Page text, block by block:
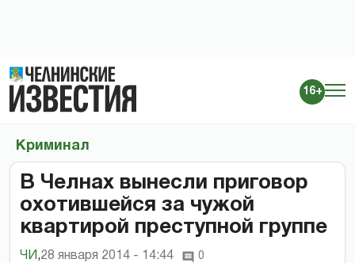
16+
Криминал
В Челнах вынесли приговор
охотившейся за чужой
квартирой преступной группе
ЧИ ,28 января 2014 - 14:44 0